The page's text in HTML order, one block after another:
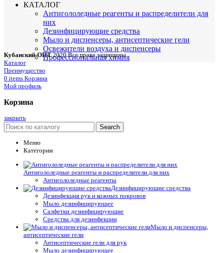
КАТАЛОГ
Антигололедные реагенты и распределители для
них
Дезинфицирующие средства
Мыло и диспенсеры, антисептические гели
Освежители воздуха и диспенсеры
Профессиональная химия
Кубанский-ОПТ 2020 Все права защищены
Каталог
Преимущество
0 items Корзина
Мой профиль
Корзина
закрыть
Search
Меню
Категории
Антигололедные реагенты и распределители для них
Антигололедные реагенты
Дезинфицирующие средства
Дезинфекция рук и кожных покровов
Мыло дезинфицирующее
Салфетки дезинфицирующие
Средства для дезинфекции
Мыло и диспенсеры,
антисептические гели
Антисептические гели для рук
Мыло дезинфицирующее